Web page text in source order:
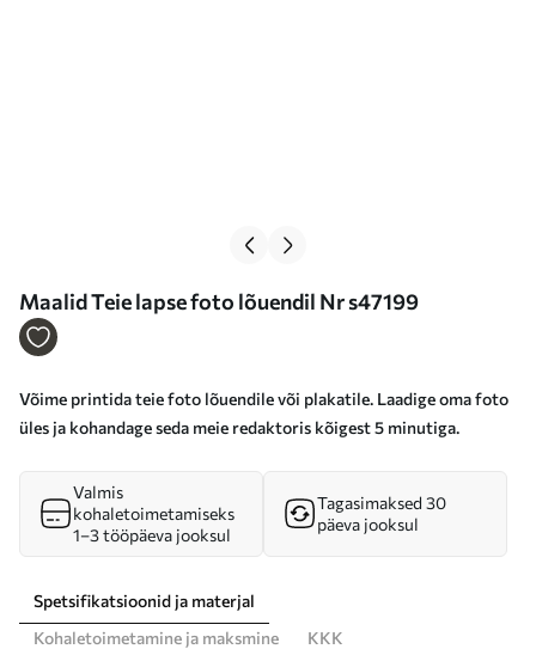
Maalid Teie lapse foto lõuendil Nr s47199
Võime printida teie foto lõuendile või plakatile. Laadige oma foto
üles ja kohandage seda meie redaktoris kõigest 5 minutiga.
Valmis
kohaletoimetamiseks
1–3 tööpäeva jooksul
Tagasimaksed 30
päeva jooksul
Spetsifikatsioonid ja materjal
Kohaletoimetamine ja maksmine
KKK